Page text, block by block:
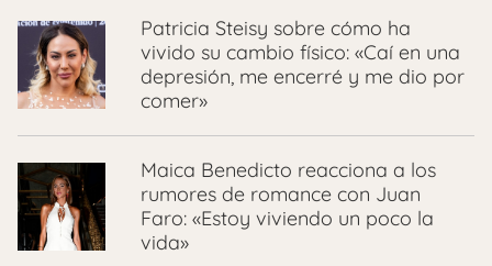
Patricia Steisy sobre cómo ha
vivido su cambio físico: «Caí en una
depresión, me encerré y me dio por
comer»
Maica Benedicto reacciona a los
rumores de romance con Juan
Faro: «Estoy viviendo un poco la
vida»